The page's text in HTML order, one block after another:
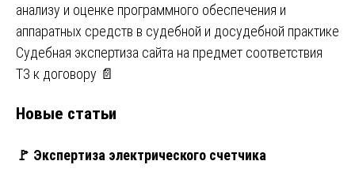
анализу и оценке программного обеспечения и
аппаратных средств в судебной и досудебной практике
Судебная экспертиза сайта на предмет соответствия
ТЗ к договору 📄
Новые статьи
🚩 Экспертиза электрического счетчика